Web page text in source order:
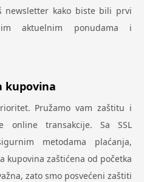
newsletter kako biste bili prvi
aktuelnim ponudama i
kupovina
Pružamo vam zaštitu i
online transakcije. Sa SSL
metodama plaćanja,
kupovina zaštićena od početka
zato smo posvećeni zaštiti